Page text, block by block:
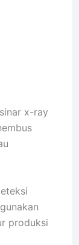
x-ray
produksi